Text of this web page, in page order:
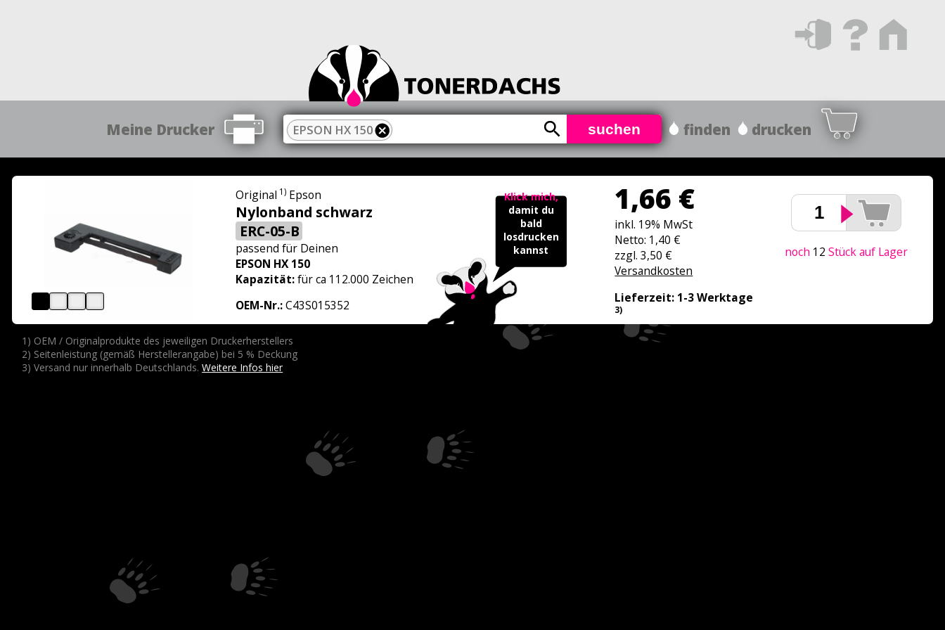
Meine Drucker EPSON HX 150 suchen finden drucken
Original 1) Epson
Nylonband schwarz
ERC-05-B
passend für Deinen
EPSON HX 150
Kapazität:für ca 112.000 Zeichen
OEM-Nr.:C43S015352
Klick mich,
damit du
bald
losdrucken
kannst
1,66 €
inkl. 19% MwSt
Netto: 1,40 €
zzgl. 3,50 €
Versandkosten
Lieferzeit: 1-3 Werktage
3)
noch 12 Stück auf Lager
1) OEM / Originalprodukte des jeweiligen Druckerherstellers
2) Seitenleistung (gemäß Herstellerangabe) bei 5 % Deckung
3) Versand nur innerhalb Deutschlands.Weitere Infos hier